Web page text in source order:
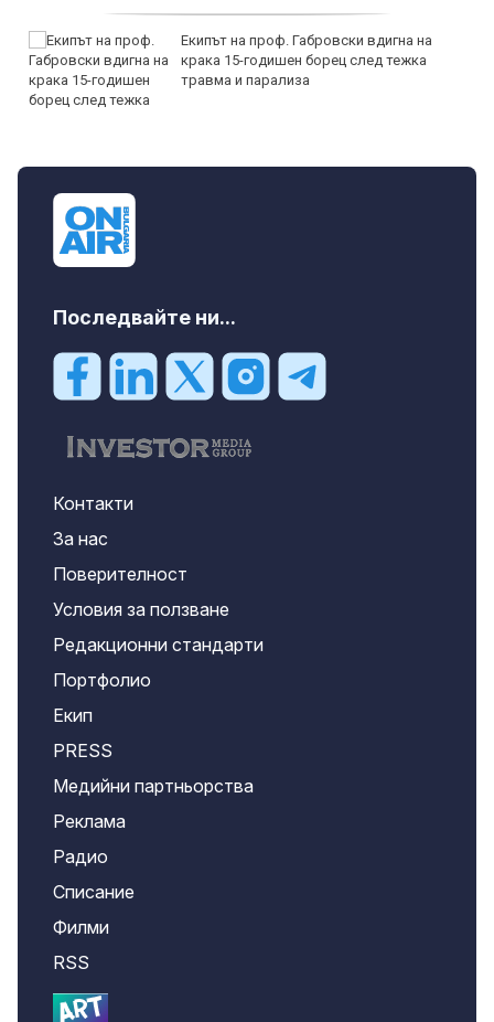
Екипът на проф. Габровски вдигна на
крака 15-годишен борец след тежка
травма и парализа
Последвайте ни...
Контакти
За нас
Поверителност
Условия за ползване
Редакционни стандарти
Портфолио
Екип
PRESS
Медийни партньорства
Реклама
Радио
Списание
Филми
RSS